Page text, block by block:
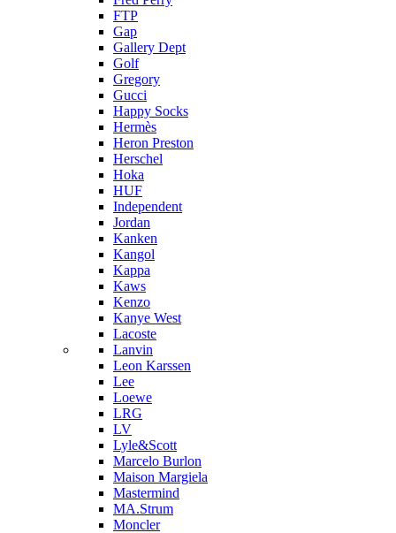
FTP
Gap
Gallery Dept
Golf
Gregory
Gucci
Happy Socks
Hermès
Heron Preston
Hersсhel
Hoka
HUF
Independent
Jordan
Kanken
Kangol
Kappa
Kaws
Kenzo
Kanye West
Lacoste
Lanvin
Leon Karssen
Lee
Loewe
LRG
LV
Lyle&Scott
Marcelo Burlon
Maison Margiela
Mastermind
MA.Strum
Moncler